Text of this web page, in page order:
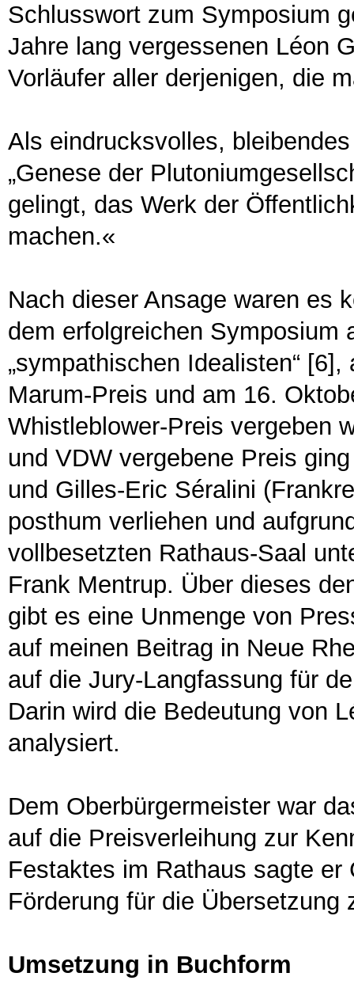
Schlusswort zum Symposium
Jahre lang vergessenen Léon
Vorläufer aller derjenigen, die
Als eindrucksvolles,
„Genese der
gelingt, das Werk der
machen.«
Nach dieser Ansage waren es
dem erfolgreichen Symposium
„sympathischen Idealisten“
Marum-Preis und am 16.
Whistleblower-Preis vergeben
und VDW vergebene Preis
und Gilles-Eric Séralini
posthum verliehen und
vollbesetzten Rathaus-Saal
Frank Mentrup. Über dieses
gibt es eine Unmenge von
auf meinen Beitrag in Neue
auf die Jury-Langfassung für
Darin wird die Bedeutung von
analysiert.
Dem Oberbürgermeister war
auf die Preisverleihung zur
Festaktes im Rathaus sagte
Förderung für die
Umsetzung in Buchform